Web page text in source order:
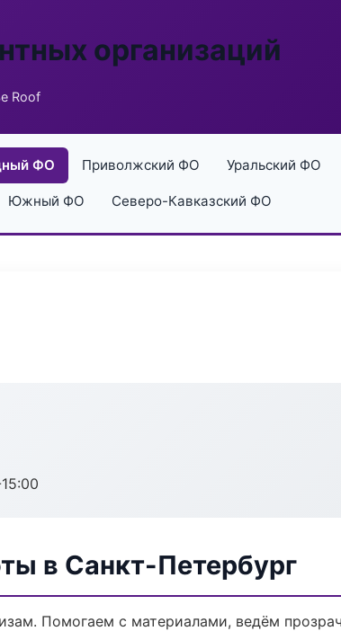
организаций
Roof
ФО Приволжский ФО Уральский ФО
Южный ФО Северо-Кавказский ФО
в Санкт-Петербург
Помогаем с материалами, ведём